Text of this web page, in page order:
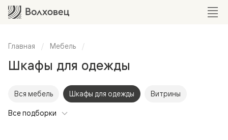
Главная Мебель
Шкафы для одежды
Вся мебель Шкафы для одежды Витрины
Все подборки